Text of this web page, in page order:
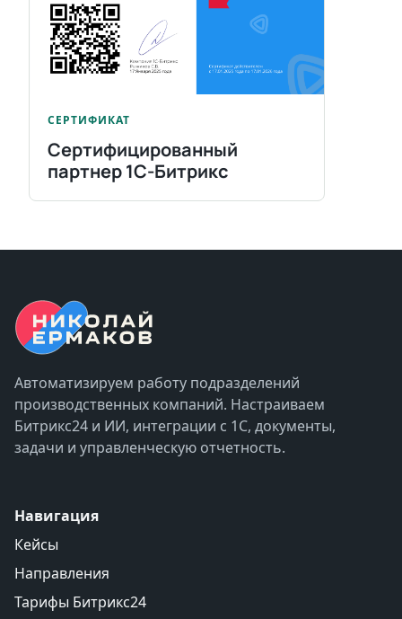
СЕРТИФИКАТ
Сертифицированный
партнер 1С-Битрикс
Автоматизируем работу подразделений
производственных компаний. Настраиваем
Битрикс24 и ИИ, интеграции с 1С, документы,
задачи и управленческую отчетность.
Навигация
Кейсы
Направления
Тарифы Битрикс24